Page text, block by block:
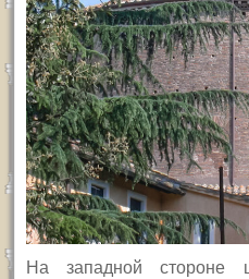
На западной стороне